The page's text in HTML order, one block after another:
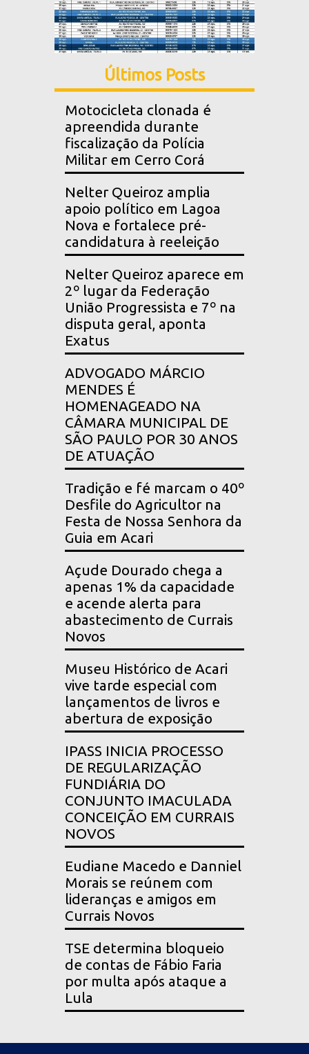
Últimos Posts
Motocicleta clonada é
apreendida durante
fiscalização da Polícia
Militar em Cerro Corá
Nelter Queiroz amplia
apoio político em Lagoa
Nova e fortalece pré-
candidatura à reeleição
Nelter Queiroz aparece em
2º lugar da Federação
União Progressista e 7º na
disputa geral, aponta
Exatus
ADVOGADO MÁRCIO
MENDES É
HOMENAGEADO NA
CÂMARA MUNICIPAL DE
SÃO PAULO POR 30 ANOS
DE ATUAÇÃO
Tradição e fé marcam o 40º
Desfile do Agricultor na
Festa de Nossa Senhora da
Guia em Acari
Açude Dourado chega a
apenas 1% da capacidade
e acende alerta para
abastecimento de Currais
Novos
Museu Histórico de Acari
vive tarde especial com
lançamentos de livros e
abertura de exposição
IPASS INICIA PROCESSO
DE REGULARIZAÇÃO
FUNDIÁRIA DO
CONJUNTO IMACULADA
CONCEIÇÃO EM CURRAIS
NOVOS
Eudiane Macedo e Danniel
Morais se reúnem com
lideranças e amigos em
Currais Novos
TSE determina bloqueio
de contas de Fábio Faria
por multa após ataque a
Lula